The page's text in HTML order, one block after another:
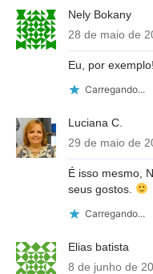
Nely Bokany
28 de maio de
Eu, por
Carregando...
Luciana C.
29 de maio de
É isso mesmo,
seus gostos.
Carregando...
Elias batista
8 de junho de